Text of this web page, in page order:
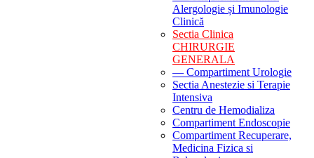
Alergologie și Imunologie
Clinică
Sectia Clinica
CHIRURGIE
GENERALA
— Compartiment Urologie
Sectia Anestezie si Terapie
Intensiva
Centru de Hemodializa
Compartiment Endoscopie
Compartiment Recuperare,
Medicina Fizica si